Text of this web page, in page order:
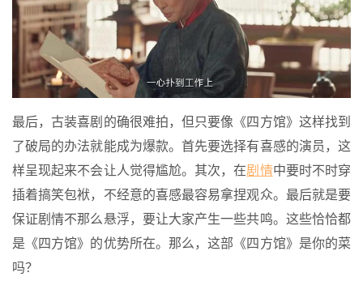
最后，古装喜剧的确很难拍，但只要像《四方馆》这样找到
了破局的办法就能成为爆款。首先要选择有喜感的演员，这
样呈现起来不会让人觉得尴尬。其次，在剧情中要时不时穿
插着搞笑包袱，不经意的喜感最容易拿捏观众。最后就是要
保证剧情不那么悬浮，要让大家产生一些共鸣。这些恰恰都
是《四方馆》的优势所在。那么，这部《四方馆》是你的菜
吗？